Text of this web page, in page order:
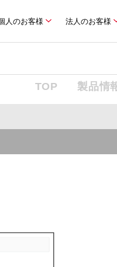
人のお客様 法人のお客様
TOP 製品情